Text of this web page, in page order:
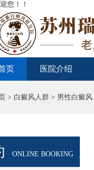
您！！
页 医院介绍
> 白癜风人群 > 男性白癜风
ONLINE BOOKING